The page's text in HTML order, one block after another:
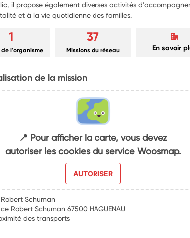
il propose également diverses activités
et à la vie quotidienne des familles.
1
de l'organisme
37
Missions du réseau En savoir
de la mission
📍 Pour afficher la carte, vous devez
autoriser les cookies du service Woosmap.
AUTORISER
Robert Schuman
Robert Schuman 67500 HAGUENAU
des transports